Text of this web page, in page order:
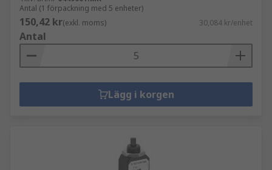
Antal (1 förpackning med 5 enheter)
150,42 kr(exkl. moms) 30,084 kr/enhet
Antal
Lägg i korgen